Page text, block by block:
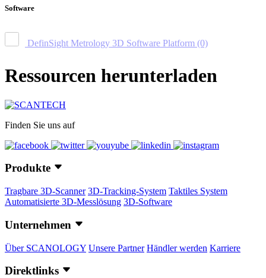
Software
DefinSight Metrology 3D Software Platform (0)
Ressourcen herunterladen
Finden Sie uns auf
Produkte
Tragbare 3D-Scanner 3D-Tracking-System Taktiles System
Automatisierte 3D-Messlösung 3D-Software
Unternehmen
Über SCANOLOGY Unsere Partner Händler werden Karriere
Direktlinks